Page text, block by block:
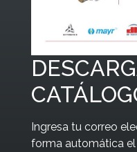
Ingresa tu correo
forma automática